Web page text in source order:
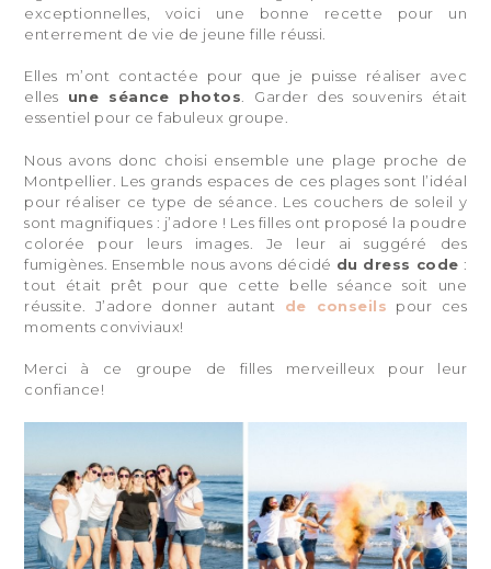
exceptionnelles, voici une bonne recette pour un
enterrement de vie de jeune fille réussi.
Elles m’ont contactée pour que je puisse réaliser avec
elles une séance photos . Garder des souvenirs était
essentiel pour ce fabuleux groupe.
Nous avons donc choisi ensemble une plage proche de
Montpellier. Les grands espaces de ces plages sont l’idéal
pour réaliser ce type de séance. Les couchers de soleil y
sont magnifiques : j’adore ! Les filles ont proposé la poudre
colorée pour leurs images. Je leur ai suggéré des
fumigènes. Ensemble nous avons décidé du dress code :
tout était prêt pour que cette belle séance soit une
réussite. J’adore donner autant de conseils pour ces
moments conviviaux!
Merci à ce groupe de filles merveilleux pour leur
confiance!